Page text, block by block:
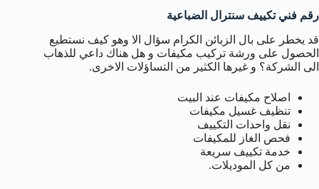
رقم فني تكييف سنترال الضباعية
قد يخطر على بال الزبائن الكرام سؤال الا وهو كيف نستطيع
الحصول على ورشة تركيب مكيفات و هل هناك داعي للذهاب
الى الشركة؟ و غيرها الكثير من التساؤلات الاخرى.
اصلاح مكيفات عند البيت
تنظيف غسيل مكيفات
نقل واحدات التكييف
فحص الغاز للمكيفات
خدمة تكييف سريعة
من كل الموديلات.